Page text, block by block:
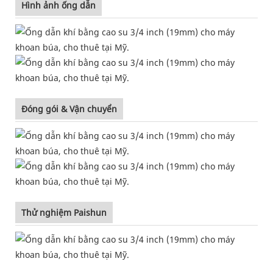
Hình ảnh ống dẫn
Đóng gói & Vận chuyển
Thử nghiệm Paishun